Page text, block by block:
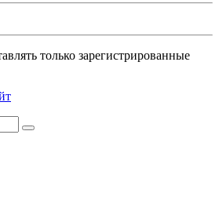
только зарегистрированные